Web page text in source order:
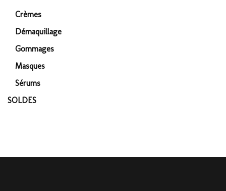
Crèmes
Démaquillage
Gommages
Masques
Sérums
SOLDES